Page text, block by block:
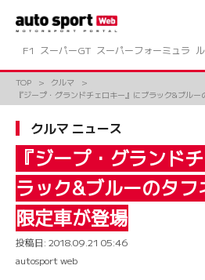
ツ
キ
F1 スーパーGT スーパーフォーミュラ
TOP
クルマ
『ジープ・グランドチェロキー』にブラック&ブル
クルマ ニュース
『ジープ・グランド
ラック&ブルーのタ
限定車が登場
投稿日: 2018.09.21 05:46
autosport web